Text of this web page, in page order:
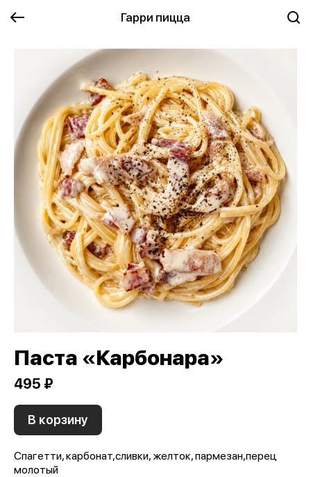
Гарри пицца
Паста «Карбонара»
495 ₽
В корзину
Спагетти, карбонат,сливки, желток, пармезан,перец
молотый